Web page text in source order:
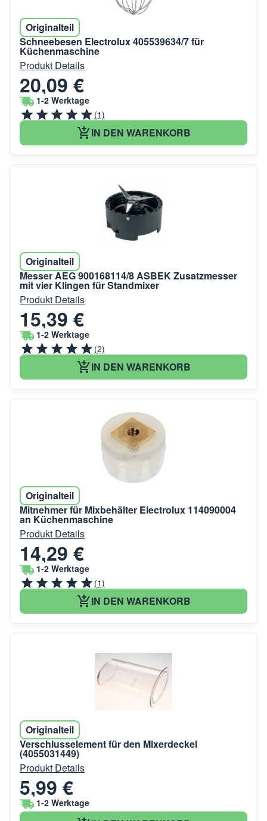
Originalteil
Schneebesen Electrolux 405539634/7 für
Küchenmaschine
Produkt Details
20,09 €
1-2 Werktage
(1)
IN DEN WARENKORB
Originalteil
Messer AEG 900168114/8 ASBEK Zusatzmesser
mit vier Klingen für Standmixer
Produkt Details
15,39 €
1-2 Werktage
(2)
IN DEN WARENKORB
Originalteil
Mitnehmer für Mixbehälter Electrolux 114090004
an Küchenmaschine
Produkt Details
14,29 €
1-2 Werktage
(1)
IN DEN WARENKORB
Originalteil
Verschlusselement für den Mixerdeckel
(4055031449)
Produkt Details
5,99 €
1-2 Werktage